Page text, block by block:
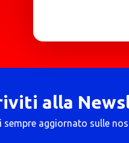
alla
sempre aggiornato sulle